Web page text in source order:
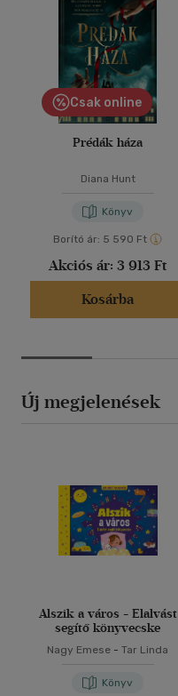
Csak online
Prédák háza
Diana Hunt
Könyv
Borító ár: 5 590 Ft
Akciós ár: 3 913 Ft
Kosárba
Új megjelenések
Alszik a város - Elalvást
segítő könyvecske
Nagy Emese - Tar Linda
Könyv